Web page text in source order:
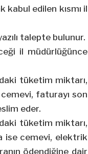
edilen kısmı il
talepte bulunur.
il müdürlüğünce
tüketim miktarı,
cemevi, faturayı son
eder.
tüketim miktarı,
ise cemevi, elektrik
ödendiğine dair